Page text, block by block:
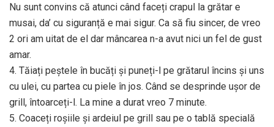
Nu sunt convins că atunci când faceți crapul la grătar e
musai, da’ cu siguranță e mai sigur. Ca să fiu sincer, de vreo
2 ori am uitat de el dar mâncarea n-a avut nici un fel de gust
amar.
4. Tăiați peștele în bucăți și puneți-l pe grătarul încins și uns
cu ulei, cu partea cu piele în jos. Când se desprinde ușor de
grill, întoarceți-l. La mine a durat vreo 7 minute.
5. Coaceți roșiile și ardeiul pe grill sau pe o tablă specială